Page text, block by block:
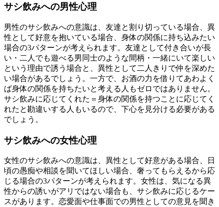
サシ飲みへの男性心理
男性のサシ飲みへの意識は、友達と割り切っている場合、異
性として好意を抱いている場合、身体の関係に持ち込みたい
場合の3パターンが考えられます。友達として付き合いが長
い・二人でも遊べる男同士のような間柄・一緒にいて楽しい
という理由で誘う場合と、異性として二人きりで仲を深めた
い場合があるでしょう。一方で、お酒の力を借りてあわよく
ば身体の関係を持ちたいと考える人もゼロではありません。
サシ飲みに応じてくれた＝身体の関係を持つことに応じてく
れたと勘違いする人もいるので、下心を見分ける必要がある
でしょう。
サシ飲みへの女性心理
女性のサシ飲みへの意識は、異性として好意がある場合、日
頃の愚痴や相談を聞いてほしい場合、奢ってもらえるから応
じる場合の3パターンが考えられます。女性は、気になる異
性からの誘いがアリではない場合も、サシ飲みに応じるケー
スがあります。恋愛面や仕事面での男性としての意見を聞き